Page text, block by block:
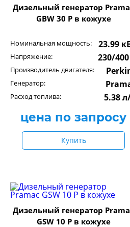
Дизельный генератор
GBW 30 P в кожухе
Номинальная мощность: 23.99
Напряжение: 230/
Производитель двигателя:
Генератор:
Расход топлива: 5.38
цена по запросу
Купить
Дизельный генератор
GSW 10 P в кожухе